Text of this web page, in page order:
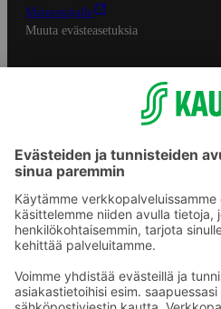
Mainostajalle
Muuta evästeasetuksia
S-ryhmän palvelut
S-ryhmä
Asiakasomistajuus
Yhteishyvä Ruoka -sovellus
S-ostoslista -sovellus
Prisma.fi
Sokos.fi
S-Pankki
Yhteishyvä